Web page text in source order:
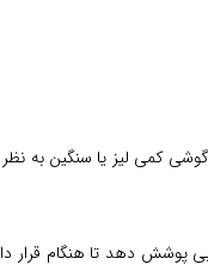
اگر قاب مناسب نباشد، ممکن
را به خوبی پوشش دهد